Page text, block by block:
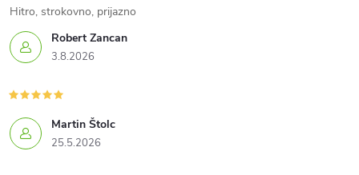
Robert Zancan
3.8.2026
Hitro, strokovno, prijazno
Martin Štolc
25.5.2026